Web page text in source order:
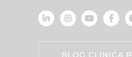
BLOG CLÍNICA